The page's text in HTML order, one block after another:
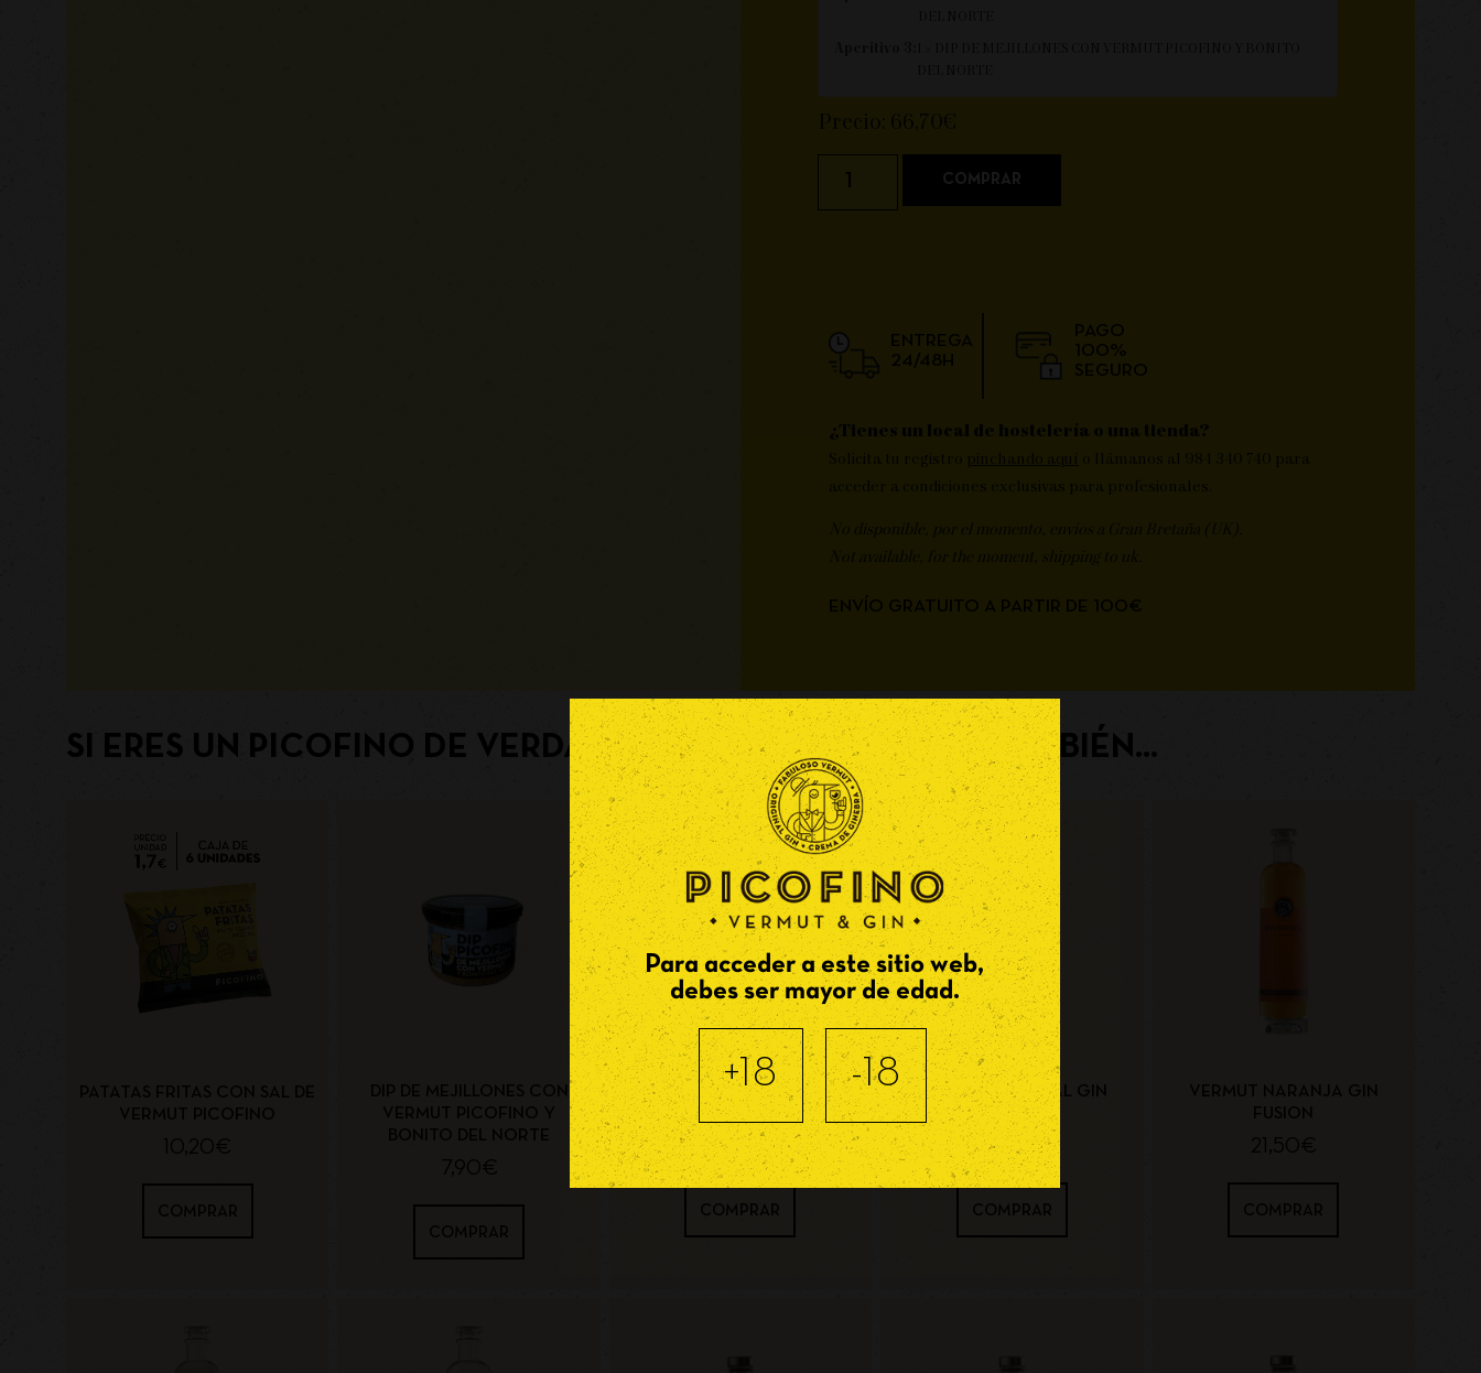
COMPRAR
ENTREGA
24/48H
PAGO
100%
SEGURO
ENVÍO GRATUITO A PARTIR DE 100€
SI ERES UN PICOFINO DE VERDAD, DEBERÍAS DE PROBAR TAMBIÉN...
PATATAS FRITAS CON SAL DE
VERMUT PICOFINO
10,20€
COMPRAR
DIP DE MEJILLONES CON
VERMUT PICOFINO Y
BONITO DEL NORTE
7,90€
COMPRAR
CREMA DE GINEBRA Y
TURRÓN
24,70 €
COMPRAR
VERMUT ORIGINAL GIN
FUSION
21,50 €
COMPRAR
VERMUT NARANJA GIN
FUSION
21,50€
COMPRAR
Para acceder a este sitio web,
debes ser mayor de edad.
+18 -18